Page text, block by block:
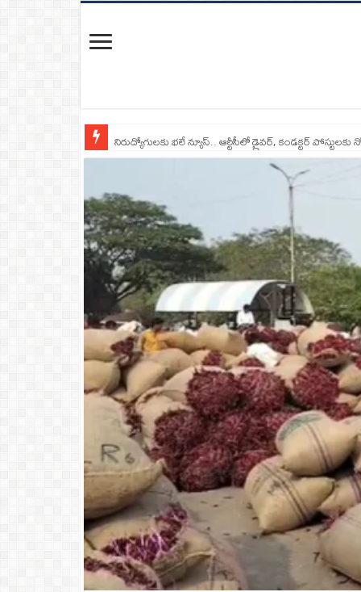
నిరుద్యోగులకు భలే న్యూస్.. ఆర్టీసీలో డ్రైవర్, కండక్టర్‌